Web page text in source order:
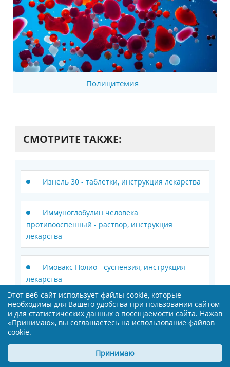
Полицитемия
СМОТРИТЕ ТАКЖЕ:
Изнель 30 - таблетки, инструкция лекарства
Иммуноглобулин человека
противооспенный - раствор, инструкция
лекарства
Имовакс Полио - суспензия, инструкция
лекарства
Инсуран НПХ - суспензия, инструкция
лекарства
Этот веб-сайт использует файлы cookie, которые
необходимы для Вашего удобства при пользовании сайтом
и для статистических данных о посещаемости сайта. Нажав
«Принимаю», вы соглашаетесь на использование файлов
cookie.
Принимаю